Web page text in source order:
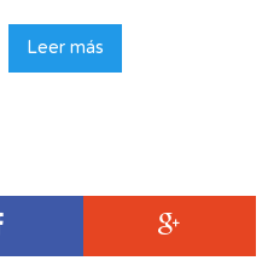
Leer más